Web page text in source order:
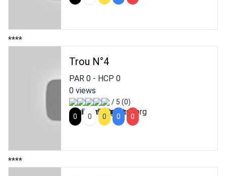
****
Trou N°4
PAR 0- HCP 0
0 views
/ 5 (0)
0
0 0 0 0
****